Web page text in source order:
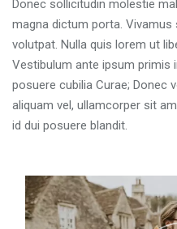
Donec sollicitudin molestie
magna dictum porta.
volutpat. Nulla quis lorem ut
Vestibulum ante ipsum
posuere cubilia Curae; Donec
aliquam vel, ullamcorper sit
id dui posuere blandit.